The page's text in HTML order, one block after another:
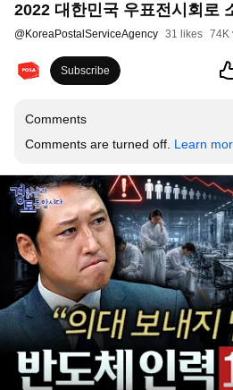
2022 대한민국 우표전시회로
@KoreaPostalServiceAgency 31 likes 74K
Subscribe
Comments
Comments are turned off. Learn